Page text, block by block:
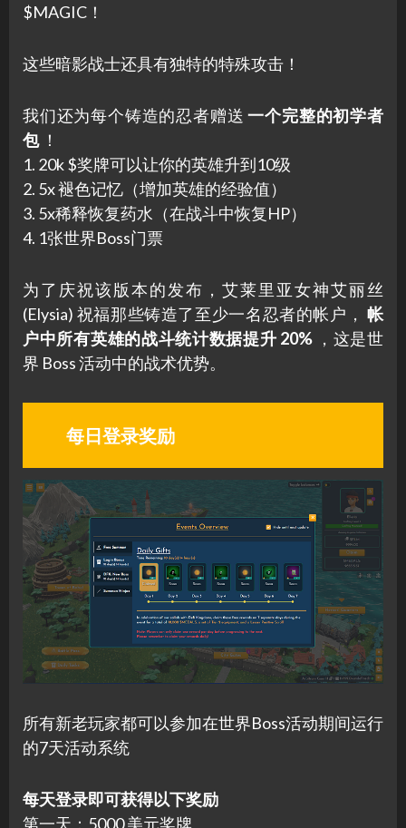
$MAGIC！
这些暗影战士还具有独特的特殊攻击！
我们还为每个铸造的忍者赠送一个完整的初学者
包 ！
1. 20k $奖牌可以让你的英雄升到10级
2. 5x 褪色记忆（增加英雄的经验值）
3. 5x稀释恢复药水（在战斗中恢复HP）
4. 1张世界Boss门票
为了庆祝该版本的发布，艾莱里亚女神艾丽丝
(Elysia) 祝福那些铸造了至少一名忍者的帐户， 帐
户中所有英雄的战斗统计数据提升 20% ，这是世
界 Boss 活动中的战术优势。
每日登录奖励
所有新老玩家都可以参加在世界Boss活动期间运行
的7天活动系统
每天登录即可获得以下奖励
第一天：5000 美元奖牌